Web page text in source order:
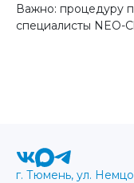
Важно: процедуру
специалисты NEO-
г. Тюмень, ул.